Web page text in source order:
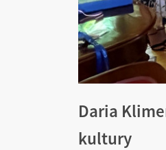
Daria
kultury